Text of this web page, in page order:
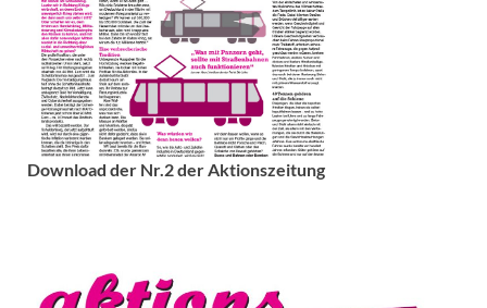
Download der Nr.2 der Aktionszeitung